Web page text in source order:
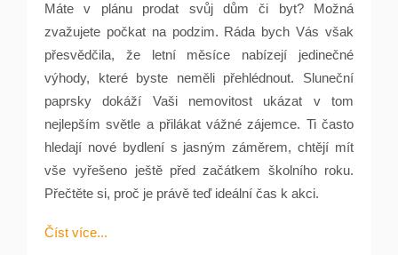
Máte v plánu prodat svůj dům či byt? Možná
zvažujete počkat na podzim. Ráda bych Vás však
přesvědčila, že letní měsíce nabízejí jedinečné
výhody, které byste neměli přehlédnout. Sluneční
paprsky dokáží Vaši nemovitost ukázat v tom
nejlepším světle a přilákat vážné zájemce. Ti často
hledají nové bydlení s jasným záměrem, chtějí mít
vše vyřešeno ještě před začátkem školního roku.
Přečtěte si, proč je právě teď ideální čas k akci.
Číst více...